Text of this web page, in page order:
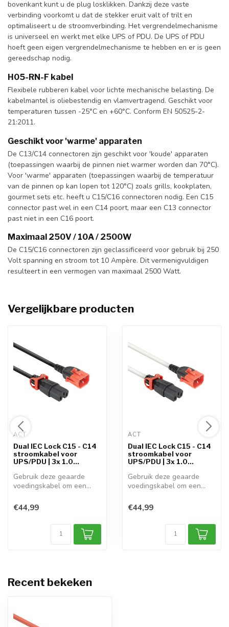
bovenkant kunt u de plug losklikken. Dankzij deze vaste
verbinding voorkomt u dat de stekker eruit valt of trilt en
optimaliseert u de stroomverbinding. Het vergrendelmechanisme
is universeel en werkt met elke UPS of PDU. De UPS of PDU
hoeft geen eigen vergrendelmechanisme te hebben en er is geen
gereedschap nodig.
H05-RN-F kabel
Flexibele rubberen kabel voor lichte mechanische belasting. De
kabelmantel is oliebestendig en vlamvertragend. Geschikt voor
temperaturen tussen -25°C en +60°C. Conform EN 50525-2-
21:2011.
Geschikt voor 'warme' apparaten
De C13/C14 connectoren zijn geschikt voor 'koude' apparaten
(toepassingen waarbij de pinnen niet warmer worden dan 70°C).
Voor 'warme' apparaten (toepassingen waarbij de temperatuur
van de pinnen op kan lopen tot 120°C) zoals grills, kookplaten,
gourmet sets etc. heeft u C15/C16 connectoren nodig. Een C15
connector past wel in een C14 poort, maar een C13 connector
past niet in een C16 poort.
Maximaal 250V / 10A / 2500W
De C15/C16 connectoren zijn geclassificeerd voor gebruik bij 250
Volt spanning en stroom tot 10 Ampère. Dit vermenigvuldigen
resulteert in een vermogen van maximaal 2500 Watt.
Vergelijkbare producten
ACT
Dual IEC Lock C15 - C14
stroomkabel voor
UPS/PDU | 3x 1.0...
Gebruik deze geaarde
voedingskabel om een
€44,99
ACT
Dual IEC Lock C15 - C14
stroomkabel voor
UPS/PDU | 3x 1.0...
Gebruik deze geaarde
voedingskabel om een
€44,99
Recent bekeken